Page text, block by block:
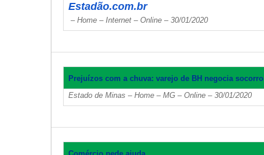
Estadão.com.br
– Home – Internet – Online – 30/01/2020
Prejuízos com a chuva: varejo de BH negocia socorro
Estado de Minas – Home – MG – Online – 30/01/2020